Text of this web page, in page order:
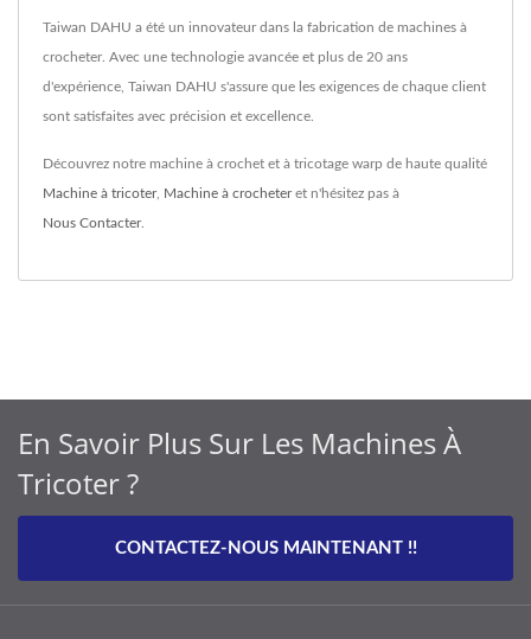
Taiwan DAHU a été un innovateur dans la fabrication de machines à
crocheter. Avec une technologie avancée et plus de 20 ans
d'expérience, Taiwan DAHU s'assure que les exigences de chaque client
sont satisfaites avec précision et excellence.
Découvrez notre machine à crochet et à tricotage warp de haute qualité
Machine à tricoter, Machine à crocheteret n'hésitez pas à
Nous Contacter.
En Savoir Plus Sur Les Machines À
Tricoter ?
CONTACTEZ-NOUS MAINTENANT !!